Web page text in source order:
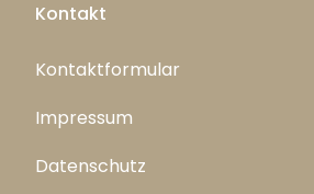
Kontakt
Kontaktformular
Impressum
Datenschutz